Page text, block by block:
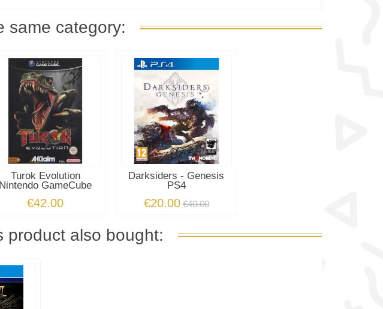
same category:
Turok Evolution
Nintendo GameCube
€42.00
Darksiders - Genesis
PS4
€20.00 €40.00
product also bought: